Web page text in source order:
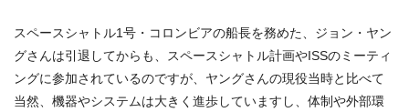
スペースシャトル1号・コロンビアの船長を務めた、ジョン・ヤン
グさんは引退してからも、スペースシャトル計画やISSのミーティ
ングに参加されているのですが、ヤングさんの現役当時と比べて
当然、機器やシステムは大きく進歩していますし、体制や外部環